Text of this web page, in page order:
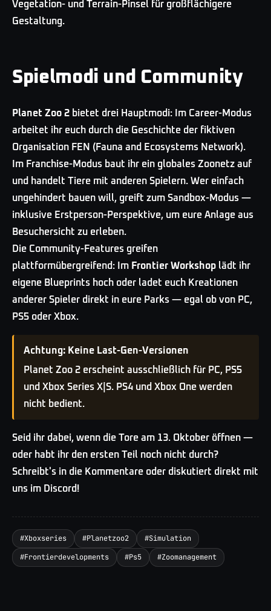
Vegetation- und Terrain-Pinsel für großflächigere
Gestaltung.
Spielmodi und Community
Planet Zoo 2 bietet drei Hauptmodi: Im Career-Modus
arbeitet ihr euch durch die Geschichte der fiktiven
Organisation FEN (Fauna and Ecosystems Network).
Im Franchise-Modus baut ihr ein globales Zoonetz auf
und handelt Tiere mit anderen Spielern. Wer einfach
ungehindert bauen will, greift zum Sandbox-Modus —
inklusive Erstperson-Perspektive, um eure Anlage aus
Besuchersicht zu erleben.
Die Community-Features greifen
plattformübergreifend: Im Frontier Workshop lädt ihr
eigene Blueprints hoch oder ladet euch Kreationen
anderer Spieler direkt in eure Parks — egal ob von PC,
PS5 oder Xbox.
Achtung: Keine Last-Gen-Versionen
Planet Zoo 2 erscheint ausschließlich für PC, PS5
und Xbox Series X|S. PS4 und Xbox One werden
nicht bedient.
Seid ihr dabei, wenn die Tore am 13. Oktober öffnen —
oder habt ihr den ersten Teil noch nicht durch?
Schreibt's in die Kommentare oder diskutiert direkt mit
uns im Discord!
#Xboxseries #Planetzoo2 #Simulation
#Frontierdevelopments #Ps5 #Zoomanagement